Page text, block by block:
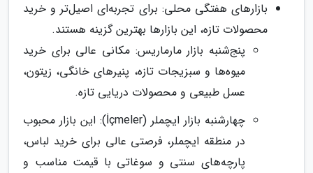
بازارهای هفتگی محلی: برای تجربه‌ای اصیل‌تر و خرید
محصولات تازه، این بازارها بهترین گزینه هستند.
پنج‌شنبه بازار مارماریس: مکانی عالی برای خرید
میوه‌ها و سبزیجات تازه، پنیرهای خانگی، زیتون،
عسل طبیعی و محصولات دریایی تازه.
چهارشنبه بازار ایچملر (İçmeler): این بازار محبوب
در منطقه ایچملر، فرصتی عالی برای خرید لباس،
پارچه‌های سنتی و سوغاتی با قیمت مناسب و